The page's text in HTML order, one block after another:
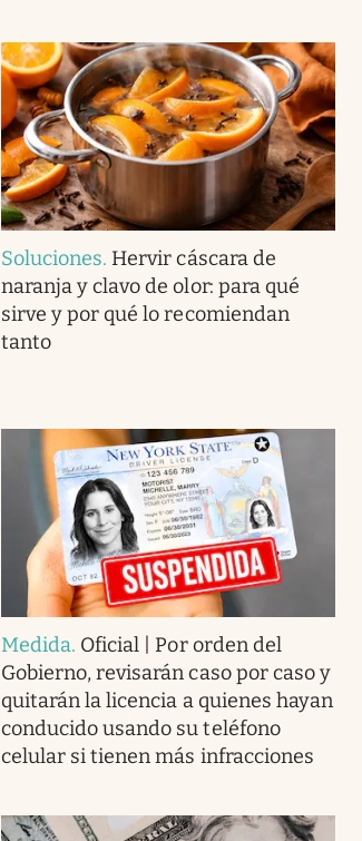
Soluciones. Hervir cáscara de
naranja y clavo de olor: para qué
sirve y por qué lo recomiendan
tanto
Medida. Oficial | Por orden del
Gobierno, revisarán caso por caso y
quitarán la licencia a quienes hayan
conducido usando su teléfono
celular si tienen más infracciones